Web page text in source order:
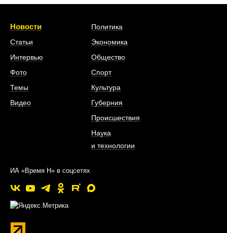
Новости
Статьи
Интервью
Фото
Темы
Видео
Политика
Экономика
Общество
Спорт
Культура
Губерния
Происшествия
Наука
и технологии
ИА «Время Н» в соцсетях